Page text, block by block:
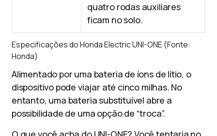
quatro rodas auxiliares
ficam no solo.
Especificações do Honda Electric UNI-ONE (Fonte:
Honda)
Alimentado por uma bateria de íons de lítio, o
dispositivo pode viajar até cinco milhas. No
entanto, uma bateria substituível abre a
possibilidade de uma opção de “troca”.